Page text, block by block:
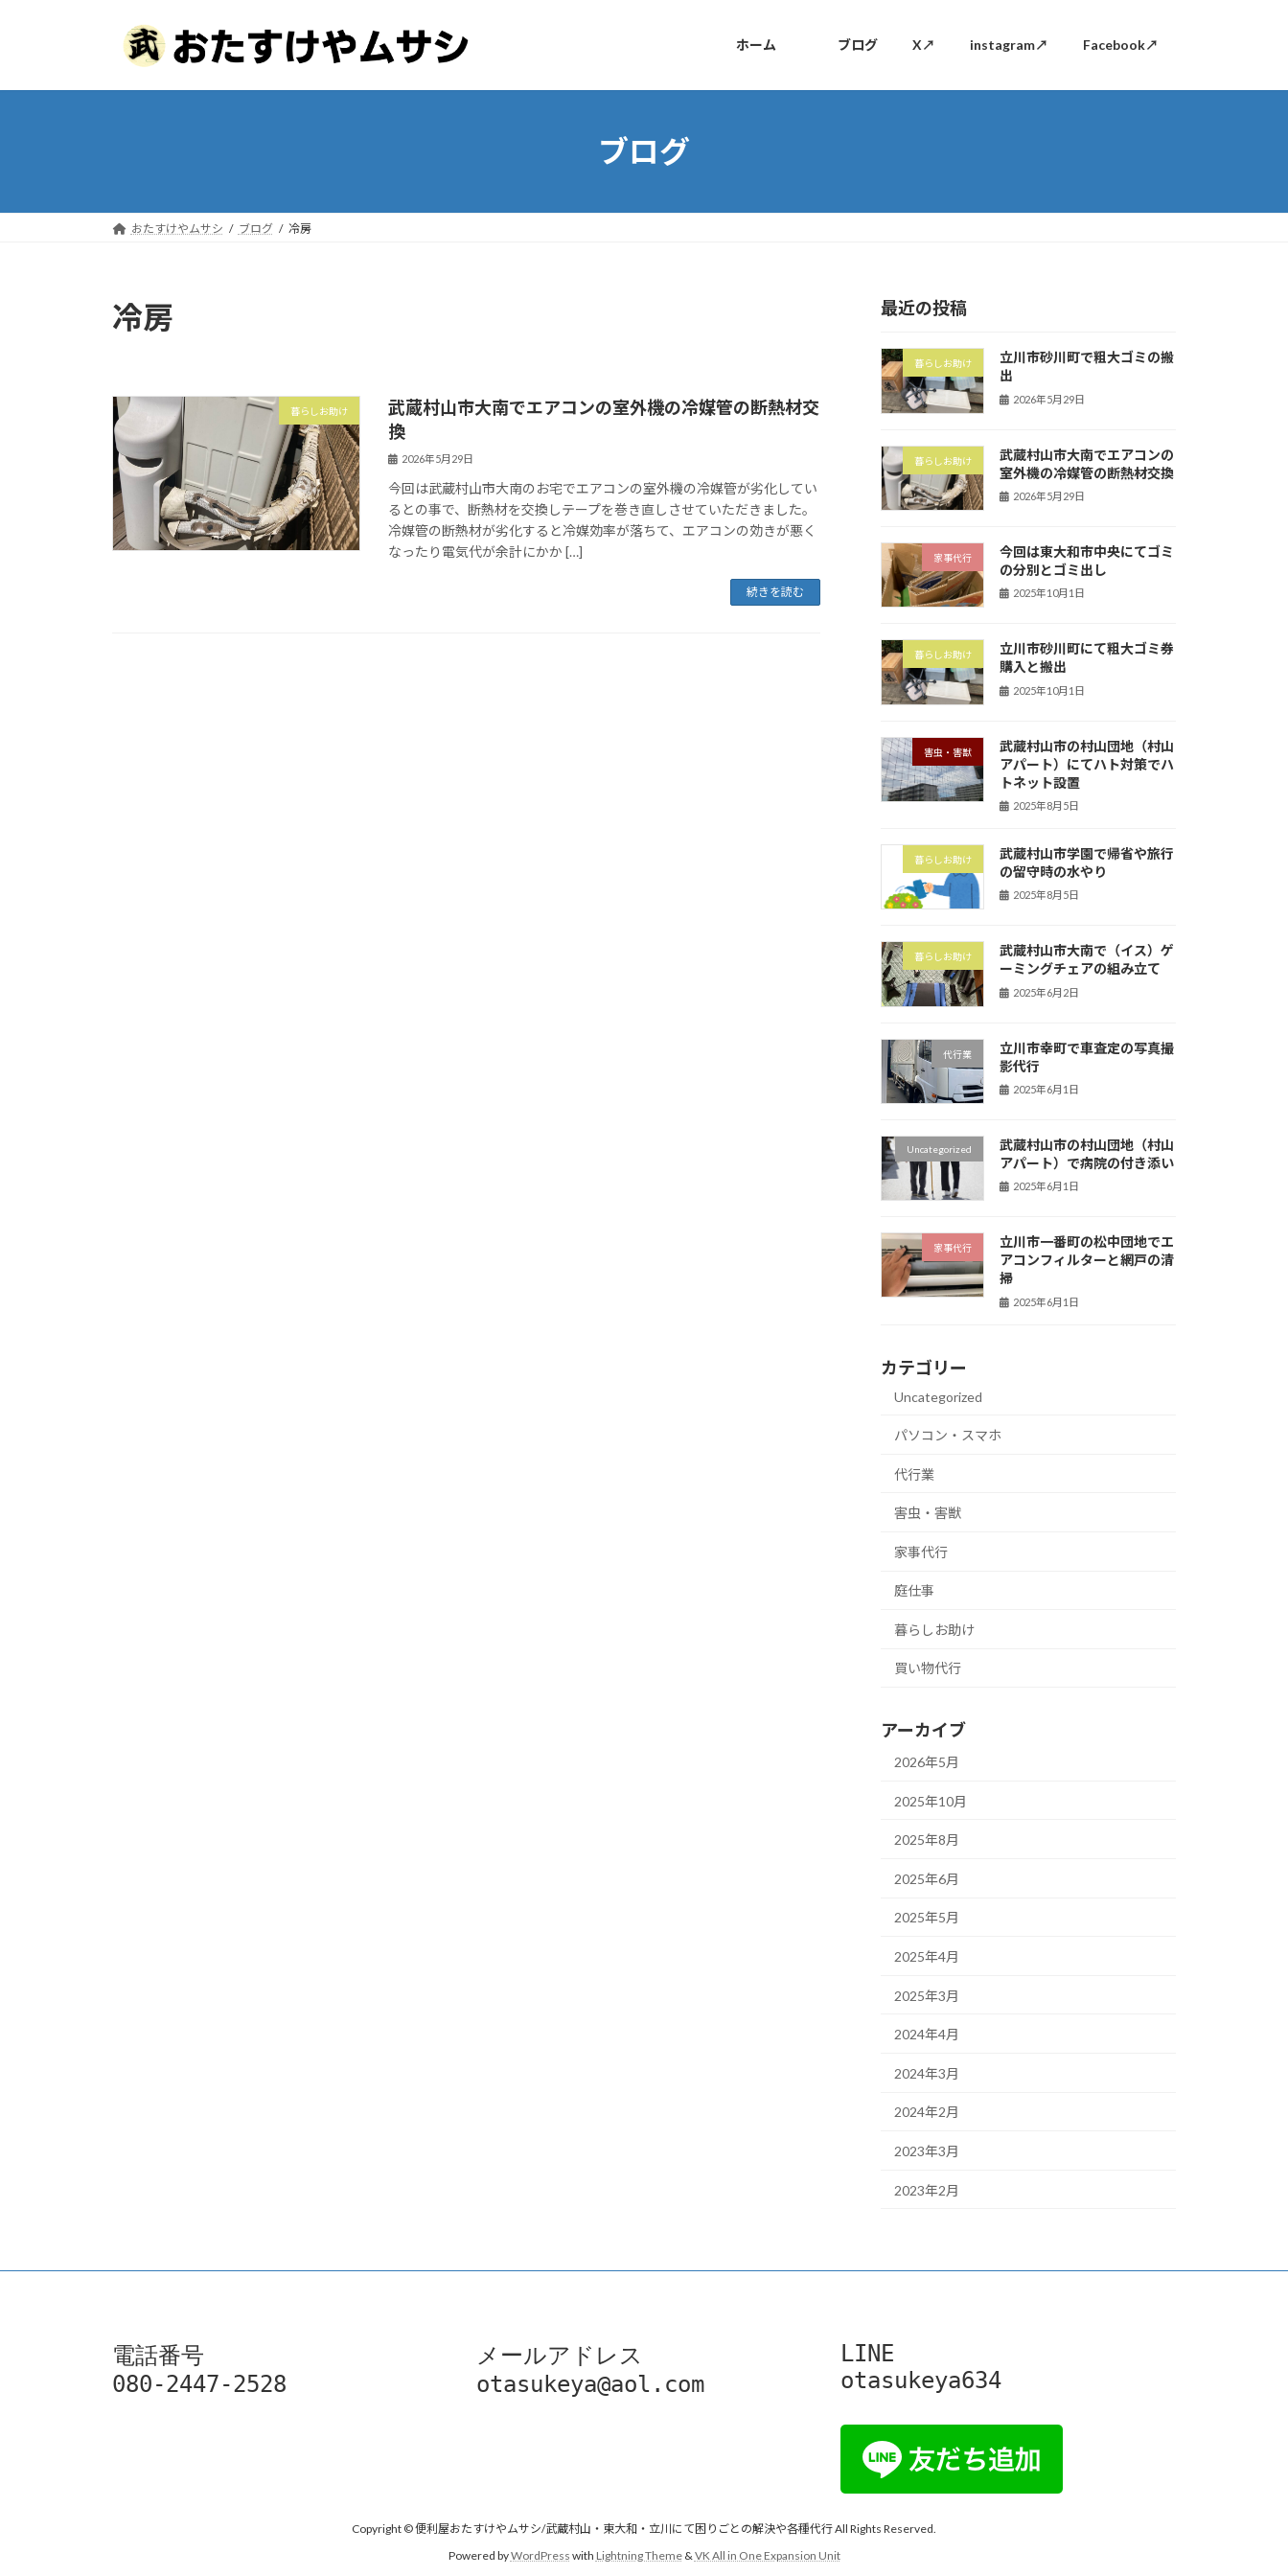
プ
動
ホーム ブログ X↗ instagram↗ Facebook↗
ブログ
おたすけやムサシ ブログ 冷房
冷房
暮らしお助け
武蔵村山市大南でエアコンの室外機の冷媒管の断熱材交
換
2026年5月29日
今回は武蔵村山市大南のお宅でエアコンの室外機の冷媒管が劣化してい
るとの事で、断熱材を交換しテープを巻き直しさせていただきました。
冷媒管の断熱材が劣化すると冷媒効率が落ちて、エアコンの効きが悪く
なったり電気代が余計にかか […]
続きを読む
最近の投稿
暮らしお助け
立川市砂川町で粗大ゴミの搬
出
2026年5月29日
暮らしお助け
武蔵村山市大南でエアコンの
室外機の冷媒管の断熱材交換
2026年5月29日
家事代行
今回は東大和市中央にてゴミ
の分別とゴミ出し
2025年10月1日
暮らしお助け
立川市砂川町にて粗大ゴミ券
購入と搬出
2025年10月1日
害虫・害獣
武蔵村山市の村山団地（村山
アパート）にてハト対策でハ
トネット設置
2025年8月5日
暮らしお助け
武蔵村山市学園で帰省や旅行
の留守時の水やり
2025年8月5日
暮らしお助け
武蔵村山市大南で（イス）ゲ
ーミングチェアの組み立て
2025年6月2日
代行業
立川市幸町で車査定の写真撮
影代行
2025年6月1日
Uncategorized
武蔵村山市の村山団地（村山
アパート）で病院の付き添い
2025年6月1日
家事代行
立川市一番町の松中団地でエ
アコンフィルターと網戸の清
掃
2025年6月1日
カテゴリー
Uncategorized
パソコン・スマホ
代行業
害虫・害獣
家事代行
庭仕事
暮らしお助け
買い物代行
アーカイブ
2026年5月
2025年10月
2025年8月
2025年6月
2025年5月
2025年4月
2025年3月
2024年4月
2024年3月
2024年2月
2023年3月
2023年2月
電話番号
080-2447-2528
メールアドレス
otasukeya@aol.com
LINE
otasukeya634
Copyright © 便利屋おたすけやムサシ/武蔵村山・東大和・立川にて困りごとの解決や各種代行 All Rights Reserved.
Powered byWordPress with Lightning Theme&VK All in One Expansion Unit